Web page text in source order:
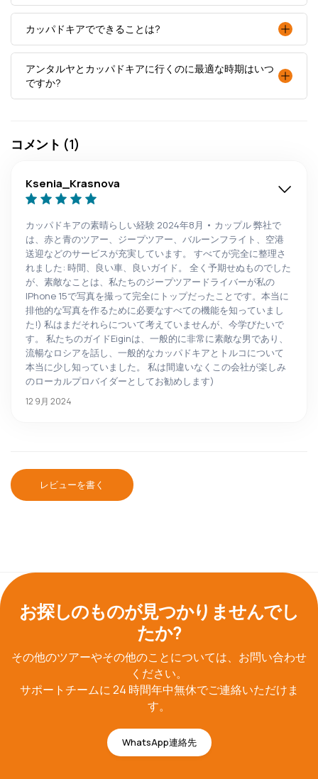
カッパドキアでできることは?
アンタルヤとカッパドキアに行くのに最適な時期はいつ
ですか?
コメント (1)
Ksenia_Krasnova
カッパドキアの素晴らしい経験 2024年8月 • カップル 弊社で
は、赤と青のツアー、ジープツアー、バルーンフライト、空港
送迎などのサービスが充実しています。 すべてが完全に整理さ
れました: 時間、良い車、良いガイド。 全く予期せぬものでした
が、素敵なことは、私たちのジープツアードライバーが私の
IPhone 15で写真を撮って完全にトップだったことです。本当に
排他的な写真を作るために必要なすべての機能を知っていまし
た!) 私はまだそれらについて考えていませんが、今学びたいで
す。 私たちのガイドEiginは、一般的に非常に素敵な男であり、
流暢なロシアを話し、一般的なカッパドキアとトルコについて
本当に少し知っていました。 私は間違いなくこの会社が楽しみ
のローカルプロバイダーとしてお勧めします)
12 9月 2024
レビューを書く
お探しのものが見つかりませんでし
たか?
その他のツアーやその他のことについては、お問い合わせ
ください。
サポートチームに 24 時間年中無休でご連絡いただけま
す。
WhatsApp連絡先